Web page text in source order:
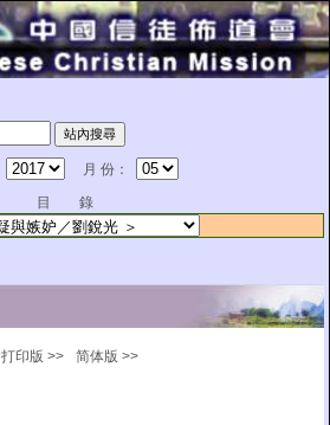
月 份：
目 錄
打印版 >> 简体版 >>